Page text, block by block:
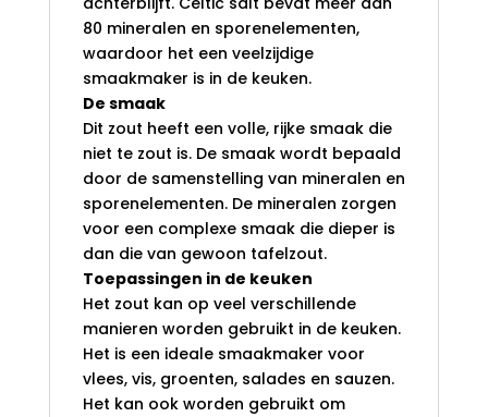
80 mineralen en sporenelementen,
waardoor het een veelzijdige
smaakmaker is in de keuken.
De smaak
Dit zout heeft een volle, rijke smaak die
niet te zout is. De smaak wordt bepaald
door de samenstelling van mineralen en
sporenelementen. De mineralen zorgen
voor een complexe smaak die dieper is
dan die van gewoon tafelzout.
Toepassingen in de keuken
Het zout kan op veel verschillende
manieren worden gebruikt in de keuken.
Het is een ideale smaakmaker voor
vlees, vis, groenten, salades en sauzen.
Het kan ook worden gebruikt om